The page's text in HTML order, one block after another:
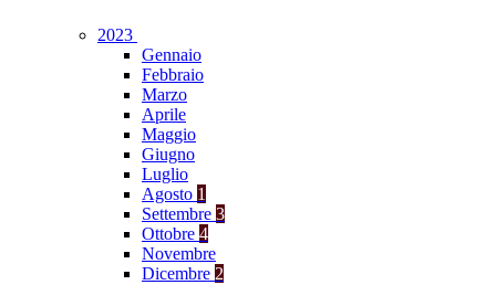
2023
Gennaio
Febbraio
Marzo
Aprile
Maggio
Giugno
Luglio
Agosto 1
Settembre 3
Ottobre 4
Novembre
Dicembre 2